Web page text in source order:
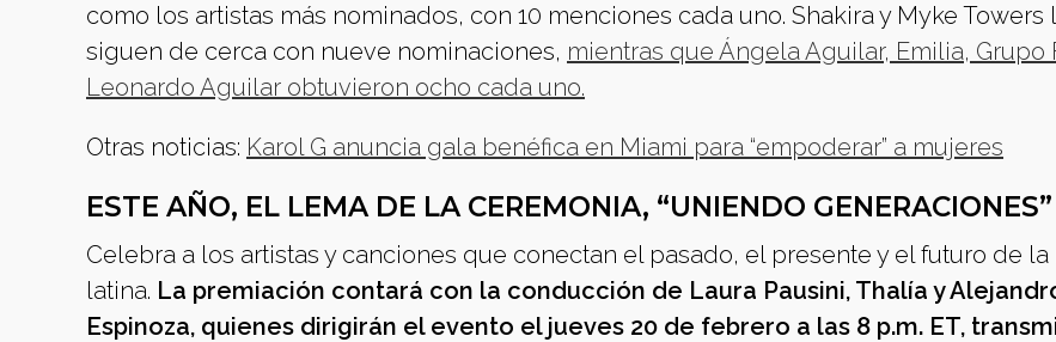
como los artistas más nominados, con 10 menciones cada uno. Shakira y Myke Towers
siguen de cerca con nueve nominaciones, mientras que Ángela Aguilar, Emilia, Grupo
Leonardo Aguilar obtuvieron ocho cada uno.
Otras noticias: Karol G anuncia gala benéfica en Miami para “empoderar” a mujeres
ESTE AÑO, EL LEMA DE LA CEREMONIA, “UNIENDO GENERACIONES”
Celebra a los artistas y canciones que conectan el pasado, el presente y el futuro de la
latina. La premiación contará con la conducción de Laura Pausini, Thalía y
Espinoza, quienes dirigirán el evento el jueves 20 de febrero a las 8 p.m. ET,